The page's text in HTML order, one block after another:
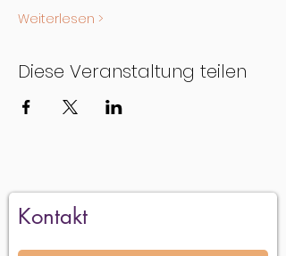
Weiterlesen >
Diese Veranstaltung teilen
Kontakt